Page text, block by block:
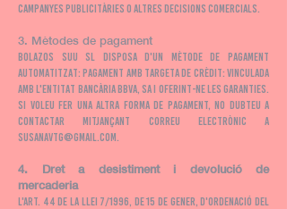
campanyes publicitàries o altres decisions comercials.
3. Mètodes de pagament
Bolazos Suu SL disposa d'un mètode de pagament
automatitzat: Pagament amb targeta de crèdit: vinculada
amb l'entitat bancària BBVA, SA i oferint-ne les garanties.
Si voleu fer una altra forma de pagament, no dubteu a
contactar mitjançant correu electrònic a
susanavtg@gmail.com.
4. Dret a desistiment i devolució de
mercaderia
L'Art. 44 de la Llei 7/1996, de 15 de gener, d'Ordenació del